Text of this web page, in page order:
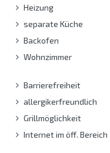
Heizung
separate Küche
Backofen
Wohnzimmer
Barrierefreiheit
allergikerfreundlich
Grillmöglichkeit
Internet im öff. Bereich